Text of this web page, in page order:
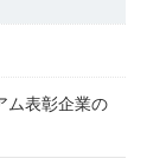
ム表彰企業の